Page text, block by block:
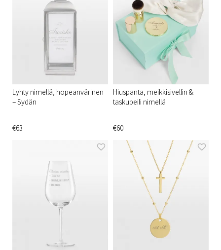
Lyhty nimellä, hopeanvärinen
– Sydän
€63
Hiuspanta, meikkisivellin &
taskupeili nimellä
€60